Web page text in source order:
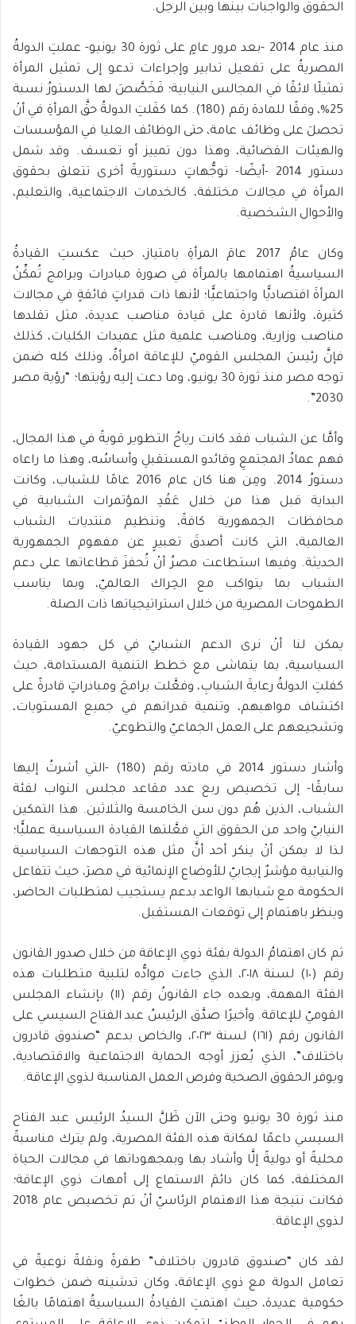
الحقوق والواجبات بينها وبين الرجل.
منذ عام 2014 -بعد مرور عامٍ على ثورة 30 يونيو- عملتِ الدولةُ
المصريةُ على تفعيل تدابير وإجراءات تدعو إلى تمثيل المرأة
تمثيلًا لائقًا في المجالس النيابية؛ فَخَصَّصَ لها الدستورُ نسبة
25%، وفقًا للمادة رقم (180). كما كفَلتِ الدولةُ حقَّ المرأةِ في أنْ
تحصلَ على وظائف عامة، حتى الوظائف العليا في المؤسسات
والهيئات القضائية، وهذا دون تمييز أو تعسف. وقد شمل
دستور 2014 -أيضًا- توجُّهاتٍ دستوريةً أخرى تتعلق بحقوق
المرأة في مجالات مختلفة، كالخدمات الاجتماعية، والتعليم،
والأحوال الشخصية.
وكان عامُ 2017 عامَ المرأةِ بامتياز، حيث عكستِ القيادةُ
السياسيةُ اهتمامها بالمرأة في صورة مبادرات وبرامج تُمكِّنُ
المرأةَ اقتصاديًّا واجتماعيًّا؛ لأنها ذات قدراتٍ فائقةٍ في مجالات
كثيرة، ولأنها قادرة على قيادة مناصب عديدة، مثل تقلدها
مناصب وزارية، ومناصب علمية مثل عميدات الكليات، كذلك
فإنَّ رئيسَ المجلس القوميّ للإعاقة امرأةٌ، وذلك كله ضمن
توجه مصر منذ ثورة 30 يونيو، وما دعت إليه رؤيتها؛ “رؤية مصر
2030”.
وأمَّا عن الشباب فقد كانت رياحُ التطوير قويةً في هذا المجال،
فهم عمادُ المجتمعِ وقائدو المستقبلِ وأساسُه، وهذا ما راعاه
دستورُ 2014. ومِن هنا كان عام 2016 عامًا للشباب، وكانت
البداية قبل هذا من خلال عَقْدِ المؤتمرات الشبابية في
محافظات الجمهورية كافةً، وتنظيم منتديات الشباب
العالمية، التي كانت أصدقَ تعبيرٍ عن مفهوم الجمهورية
الحديثة. وفيها استطاعت مصرُ أنْ تُحفزَ قطاعاتها على دعم
الشباب بما يتواكب مع الحِراك العالميّ، وبما يناسب
الطموحات المصرية من خلال استراتيجياتها ذات الصلة.
يمكن لنا أنْ نرى الدعم الشبابيّ في كل جهود القيادة
السياسية، بما يتماشى مع خطط التنمية المستدامة، حيث
كفلتِ الدولةُ رعايةَ الشبابِ، وفعَّلت برامجَ ومبادراتٍ قادرةً على
اكتشاف مواهبهم، وتنمية قدراتهم في جميع المستويات،
وتشجيعهم على العمل الجماعيّ والتطوعيّ.
وأشار دستور 2014 في مادته رقم (180) -التي أشرتُ إليها
سابقًا- إلى تخصيص ربع عدد مقاعد مجلس النواب لفئة
الشباب، الذين هُم دون سن الخامسة والثلاثين. هذا التمكين
النيابيّ واحد من الحقوق التي فعَّلتها القيادة السياسية عمليًّا؛
لذا لا يمكن أنْ ينكر أحد أنَّ مثل هذه التوجهات السياسية
والنيابية مؤشرٌ إيجابيّ للأوضاع الإنمائية في مصرَ، حيث تتفاعل
الحكومة مع شبابها الواعد بدعم يستجيب لمتطلبات الحاضر،
وينظر باهتمام إلى توقعات المستقبل.
ثم كان اهتمامُ الدولة بفئة ذوي الإعاقة من خلال صدور القانون
رقم (١٠) لسنة ٢٠١٨، الذي جاءت موادُّه لتلبية متطلبات هذه
الفئة المهمة، وبعده جاء القانونُ رقم (١١) بإنشاء المجلس
القوميّ للإعاقة. وأخيرًا صدَّق الرئيسُ عبد الفتاح السيسي على
القانون رقم (١٦١) لسنة ٢٠٢٣، والخاص بدعم “صندوق قادرون
باختلاف”، الذي يُعزز أوجه الحماية الاجتماعية والاقتصادية،
ويوفر الحقوق الصحية وفرص العمل المناسبة لذوي الإعاقة.
منذ ثورة 30 يونيو وحتى الآن ظَلَّ السيدُ الرئيس عبد الفتاح
السيسي داعمًا لمكانة هذه الفئة المصرية، ولم يترك مناسبةً
محليةً أو دوليةً إلَّا وأشاد بها وبمجهوداتها في مجالات الحياة
المختلفة، كما كان دائمَ الاستماع إلى أمهات ذوي الإعاقة؛
فكانت نتيجة هذا الاهتمام الرئاسيّ أنْ تم تخصيص عام 2018
لذوي الإعاقة.
لقد كان “صندوق قادرون باختلاف” طفرةً ونقلةً نوعيةً في
تعامل الدولة مع ذوي الإعاقة، وكان تدشينه ضمن خطوات
حكومية عديدة، حيث اهتمتِ القيادةُ السياسيةُ اهتمامًا بالغًا